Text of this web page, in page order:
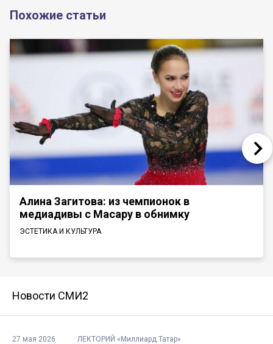
Похожие статьи
Алина Загитова: из чемпионок в
медиадивы с Масару в обнимку
ЭСТЕТИКА И КУЛЬТУРА
Новости СМИ2
27 мая 2026 ЛЕКТОРИЙ «Миллиард.Татар»